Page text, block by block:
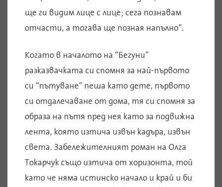
ще ги видим лице с лице; сега познавам
отчасти, а тогава ще позная напълно”.
Когато в началото на “Бегуни”
разказвачката си спомня за най-първото
си “пътуване” пеша като дете, първото
си отдалечаване от дома, тя си спомня за
образа на пътя пред нея като за подвижна
лента, която изтича извън кадъра, извън
света. Забележителният роман на Олга
Токарчук също изтича от хоризонта, той
като че няма истинско начало и край и би